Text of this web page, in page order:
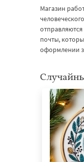
Магазин
почты,
оформлении